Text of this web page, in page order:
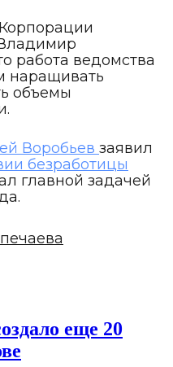
работа ведомства
наращивать
объемы
Воробьев заявил
безработицы
главной задачей
еще 20